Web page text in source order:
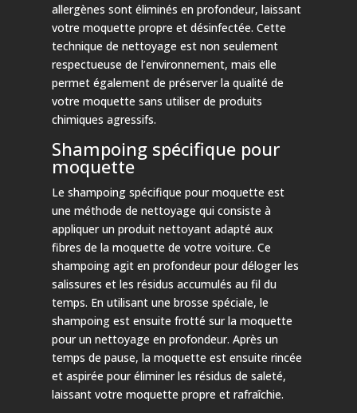
allergènes sont éliminés en profondeur, laissant
votre moquette propre et désinfectée. Cette
technique de nettoyage est non seulement
respectueuse de l’environnement, mais elle
permet également de préserver la qualité de
votre moquette sans utiliser de produits
chimiques agressifs.
Shampoing spécifique pour
moquette
Le shampoing spécifique pour moquette est
une méthode de nettoyage qui consiste à
appliquer un produit nettoyant adapté aux
fibres de la moquette de votre voiture. Ce
shampoing agit en profondeur pour déloger les
salissures et les résidus accumulés au fil du
temps. En utilisant une brosse spéciale, le
shampoing est ensuite frotté sur la moquette
pour un nettoyage en profondeur. Après un
temps de pause, la moquette est ensuite rincée
et aspirée pour éliminer les résidus de saleté,
laissant votre moquette propre et rafraîchie.